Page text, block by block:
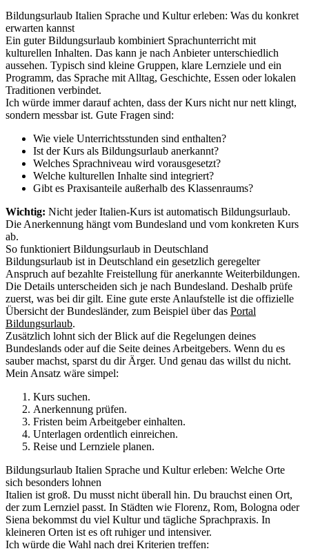
Bildungsurlaub Italien Sprache und Kultur erleben: Was du konkret
erwarten kannst
Ein guter Bildungsurlaub kombiniert Sprachunterricht mit
kulturellen Inhalten. Das kann je nach Anbieter unterschiedlich
aussehen. Typisch sind kleine Gruppen, klare Lernziele und ein
Programm, das Sprache mit Alltag, Geschichte, Essen oder lokalen
Traditionen verbindet.
Ich würde immer darauf achten, dass der Kurs nicht nur nett klingt,
sondern messbar ist. Gute Fragen sind:
Wie viele Unterrichtsstunden sind enthalten?
Ist der Kurs als Bildungsurlaub anerkannt?
Welches Sprachniveau wird vorausgesetzt?
Welche kulturellen Inhalte sind integriert?
Gibt es Praxisanteile außerhalb des Klassenraums?
Wichtig: Nicht jeder Italien-Kurs ist automatisch Bildungsurlaub.
Die Anerkennung hängt vom Bundesland und vom konkreten Kurs
ab.
So funktioniert Bildungsurlaub in Deutschland
Bildungsurlaub ist in Deutschland ein gesetzlich geregelter
Anspruch auf bezahlte Freistellung für anerkannte Weiterbildungen.
Die Details unterscheiden sich je nach Bundesland. Deshalb prüfe
zuerst, was bei dir gilt. Eine gute erste Anlaufstelle ist die offizielle
Übersicht der Bundesländer, zum Beispiel über das Portal
Bildungsurlaub.
Zusätzlich lohnt sich der Blick auf die Regelungen deines
Bundeslands oder auf die Seite deines Arbeitgebers. Wenn du es
sauber machst, sparst du dir Ärger. Und genau das willst du nicht.
Mein Ansatz wäre simpel:
Kurs suchen.
Anerkennung prüfen.
Fristen beim Arbeitgeber einhalten.
Unterlagen ordentlich einreichen.
Reise und Lernziele planen.
Bildungsurlaub Italien Sprache und Kultur erleben: Welche Orte
sich besonders lohnen
Italien ist groß. Du musst nicht überall hin. Du brauchst einen Ort,
der zum Lernziel passt. In Städten wie Florenz, Rom, Bologna oder
Siena bekommst du viel Kultur und tägliche Sprachpraxis. In
kleineren Orten ist es oft ruhiger und intensiver.
Ich würde die Wahl nach drei Kriterien treffen: